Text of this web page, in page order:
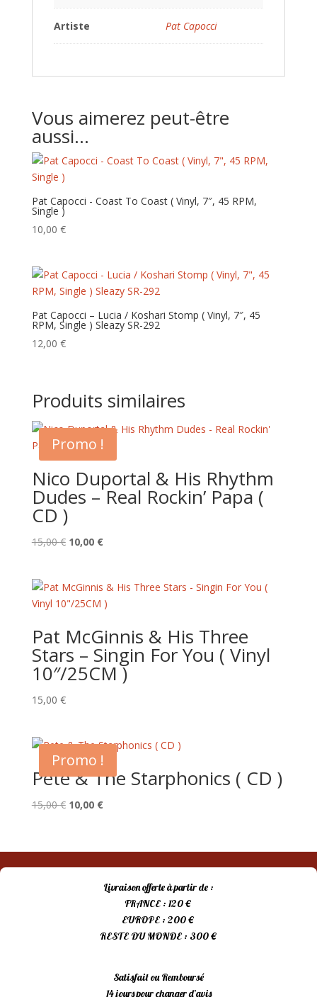
Artiste Pat Capocci
Vous aimerez peut-être
aussi…
Pat Capocci ‎- Coast To Coast ( Vinyl, 7″, 45 RPM,
Single )
10,00 €
Pat Capocci – Lucia / Koshari Stomp ( Vinyl, 7″, 45
RPM, Single ) Sleazy SR-292
12,00 €
Produits similaires
Promo !
Nico Duportal & His Rhythm
Dudes – Real Rockin’ Papa (
CD )
15,00€ Le
était :
15,00 €.
10,00 €Le
est :
10,00 €.
Pat McGinnis & His Three
Stars – Singin For You ( Vinyl
10″/25CM )
15,00 €
Promo !
Pete & The Starphonics ( CD )
15,00€ Le
était :
15,00 €.
10,00 €Le
est :
10,00 €.
Livraison offerte à partir de :
FRANCE : 120 €
EUROPE : 200 €
RESTE DU MONDE : 300 €
Satisfait ou Remboursé
14 jours pour changer d’avis